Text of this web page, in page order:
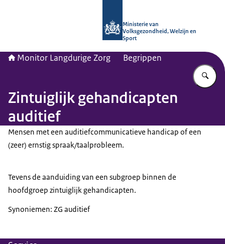
Ministerie van
Volksgezondheid, Welzijn en
Sport
Monitor Langdurige Zorg Begrippen
Zintuiglijk gehandicapten
auditief
Mensen met een auditiefcommunicatieve handicap of een
(zeer) ernstig spraak/taalprobleem.
Tevens de aanduiding van een subgroep binnen de
hoofdgroep zintuiglijk gehandicapten.
Synoniemen: ZG auditief